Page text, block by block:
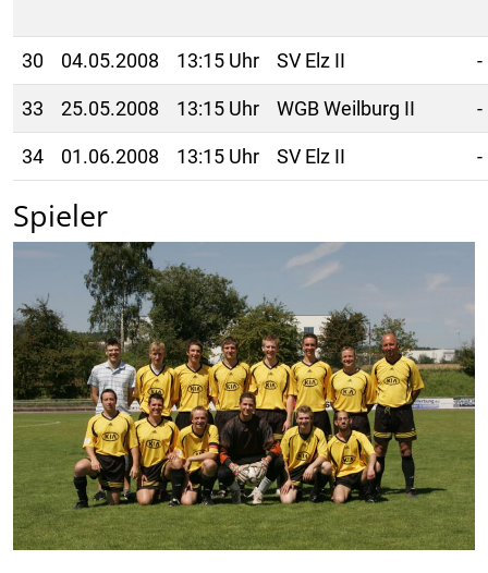
30 04.05.2008 13:15 Uhr SV Elz II -
33 25.05.2008 13:15 Uhr WGB Weilburg II -
34 01.06.2008 13:15 Uhr SV Elz II -
Spieler